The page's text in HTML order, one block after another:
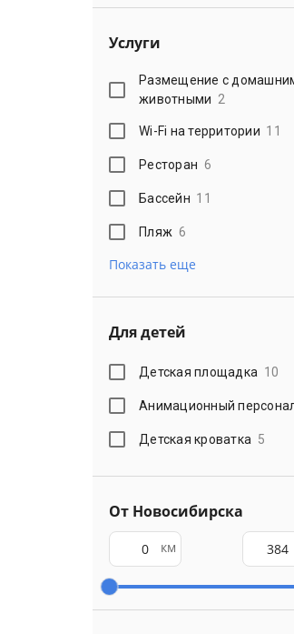
Услуги
Размещение с
животными 2
Wi-Fi на территории 11
Ресторан 6
Бассейн 11
Пляж 6
Показать еще
Для детей
Детская площадка 10
Анимационный
Детская кроватка 5
От Новосибирска
км